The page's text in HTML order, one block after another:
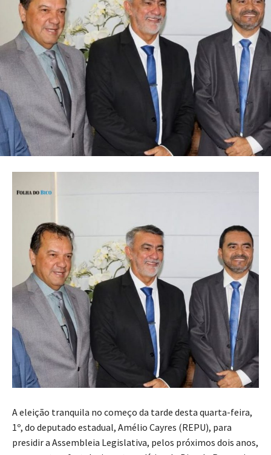
A eleição tranquila no começo da tarde desta quarta-feira,
1º, do deputado estadual, Amélio Cayres (REPU), para
presidir a Assembleia Legislativa, pelos próximos dois anos,